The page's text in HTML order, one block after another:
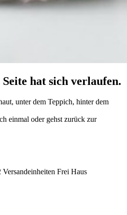
Seite hat sich verlaufen.
unter dem Teppich, hinter dem
einmal oder gehst zurück zur
Frei Haus